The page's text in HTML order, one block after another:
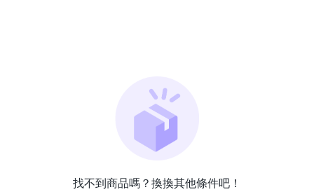
找不到商品嗎？換換其他條件吧！